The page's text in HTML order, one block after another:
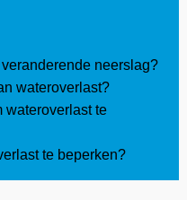
neerslag?
wateroverlast?
wateroverlast te
te beperken?